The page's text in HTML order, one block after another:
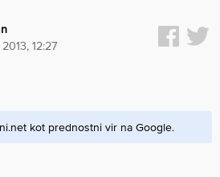
2013, 12:27
kot prednostni vir na Google.